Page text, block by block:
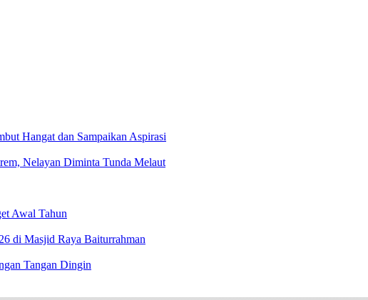
Hangat dan Sampaikan Aspirasi
Nelayan Diminta Tunda Melaut
Awal Tahun
di Masjid Raya Baiturrahman
Tangan Dingin